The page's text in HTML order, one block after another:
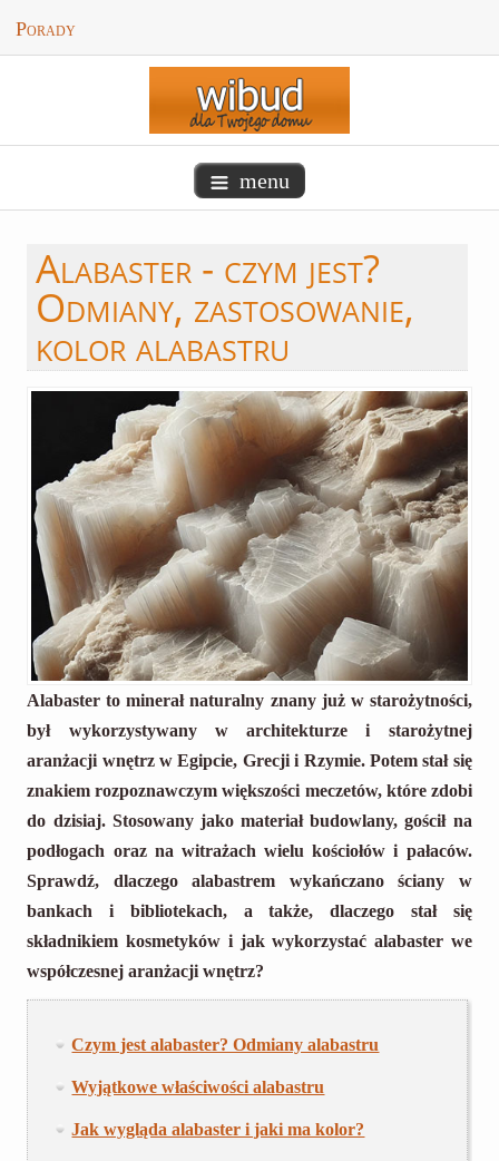
Porady
menu
Alabaster - czym jest?
Odmiany, zastosowanie,
kolor alabastru
Alabaster to minerał naturalny znany już w starożytności,
był wykorzystywany w architekturze i starożytnej
aranżacji wnętrz w Egipcie, Grecji i Rzymie. Potem stał się
znakiem rozpoznawczym większości meczetów, które zdobi
do dzisiaj. Stosowany jako materiał budowlany, gościł na
podłogach oraz na witrażach wielu kościołów i pałaców.
Sprawdź, dlaczego alabastrem wykańczano ściany w
bankach i bibliotekach, a także, dlaczego stał się
składnikiem kosmetyków i jak wykorzystać alabaster we
współczesnej aranżacji wnętrz?
Czym jest alabaster? Odmiany alabastru
Wyjątkowe właściwości alabastru
Jak wygląda alabaster i jaki ma kolor?